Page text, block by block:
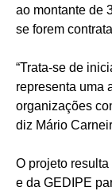
ao montante de
se forem
“Trata-se de
representa uma
organizações
diz Mário
O projeto
e da GEDIPE